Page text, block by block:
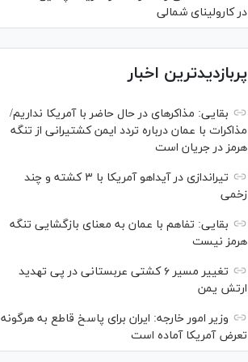
در کارولینای شمالی
پربازدیدترین اخبار
بقایی: مذاکره‎ای در حال حاضر با آمریکا نداریم/
مذاکرات با عمان درباره تردد ایمن کشتیرانی از تنگه
هرمز در جریان است
تیراندازی در آیداهو آمریکا با ۳ کشته و چند
زخمی
بقایی: تفاهم با عمان به معنای بازگشایی تنگه
هرمز نیست
تغییر مسیر ۶ کشتی عربستانی در پی تهدید
ارتش یمن
وزیر امور خارجه: ایران برای پاسخ قاطع به هرگونه
تعرض آمریکا آماده است